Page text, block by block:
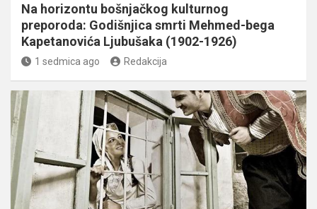
Na horizontu bošnjačkog kulturnog
preporoda: Godišnjica smrti Mehmed-bega
Kapetanovića Ljubušaka (1902-1926)
1 sedmica ago Redakcija